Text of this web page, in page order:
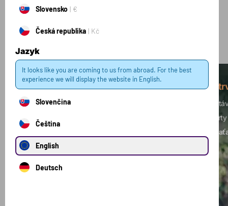
Kolekcie
Silový tréning
Budujete svalovú hmotu? Je vaším cieľom
zvýšenie sily?
Slovensko €
Česká republika Kč
Jazyk
It looks like you are coming to us from abroad. For the best
experience we will display the website in English.
Slovenčina
Čeština
English
Deutsch